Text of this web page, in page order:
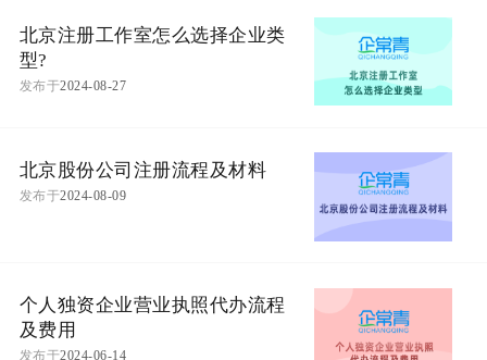
北京注册工作室怎么选择企业类
型?
发布于2024-08-27
北京股份公司注册流程及材料
发布于2024-08-09
个人独资企业营业执照代办流程
及费用
发布于2024-06-14